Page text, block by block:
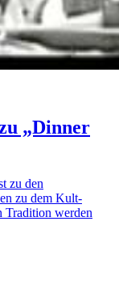
„Dinner
zu den
zu dem Kult-
Tradition werden